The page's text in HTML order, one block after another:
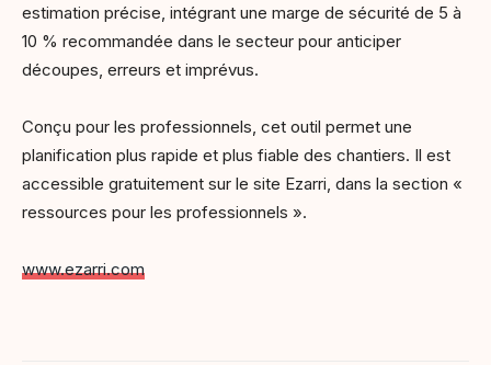
estimation précise, intégrant une marge de sécurité de 5 à
10 % recommandée dans le secteur pour anticiper
découpes, erreurs et imprévus.
Conçu pour les professionnels, cet outil permet une
planification plus rapide et plus fiable des chantiers. Il est
accessible gratuitement sur le site Ezarri, dans la section «
ressources pour les professionnels ».
www.ezarri.com